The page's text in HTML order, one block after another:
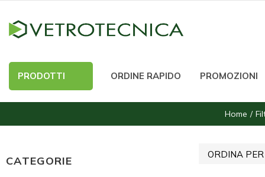
PRODOTTI ORDINE RAPIDO PROMOZIONI
Home
CATEGORIE ORDINA PER